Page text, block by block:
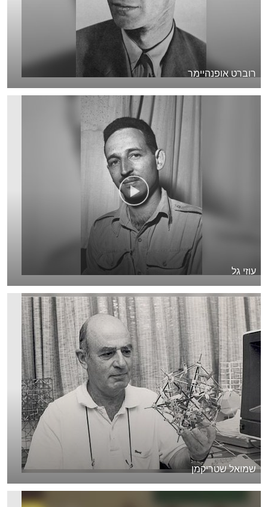
רוברט אופנהיימר
עוזי גל
שמואל שטריקמן